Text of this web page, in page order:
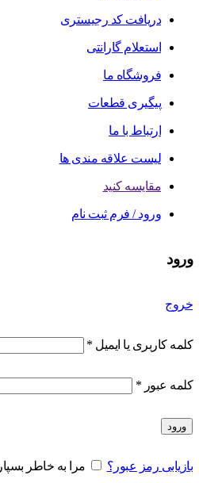
دریافت کد رجیستری
استعلام گارانتی
فروشگاه ما
پیگیری قطعات
ارتباط با ما
لیست علاقه مندی ها
مقایسه کنید
ورود / فرم ثبت نام
ورود
خروج
کلمه کاربری یا ایمیل *
کلمه عبور *
ورود
بازیابی رمز عبور؟ مرا به خاطر بسپار